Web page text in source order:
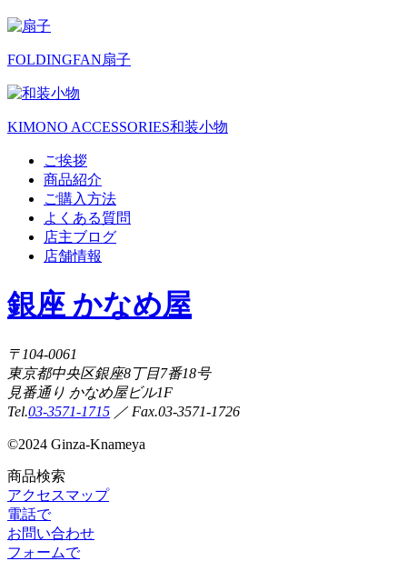
FOLDINGFAN扇子
KIMONO ACCESSORIES和装小物
ご挨拶
商品紹介
ご購入方法
よくある質問
店主ブログ
店舗情報
銀座 かなめ屋
〒104-0061
東京都中央区銀座8丁目7番18号
見番通り かなめ屋ビル1F
Tel.03-3571-1715 ／ Fax.03-3571-1726
©2024 Ginza-Knameya
商品検索
アクセスマップ
電話で
お問い合わせ
フォームで